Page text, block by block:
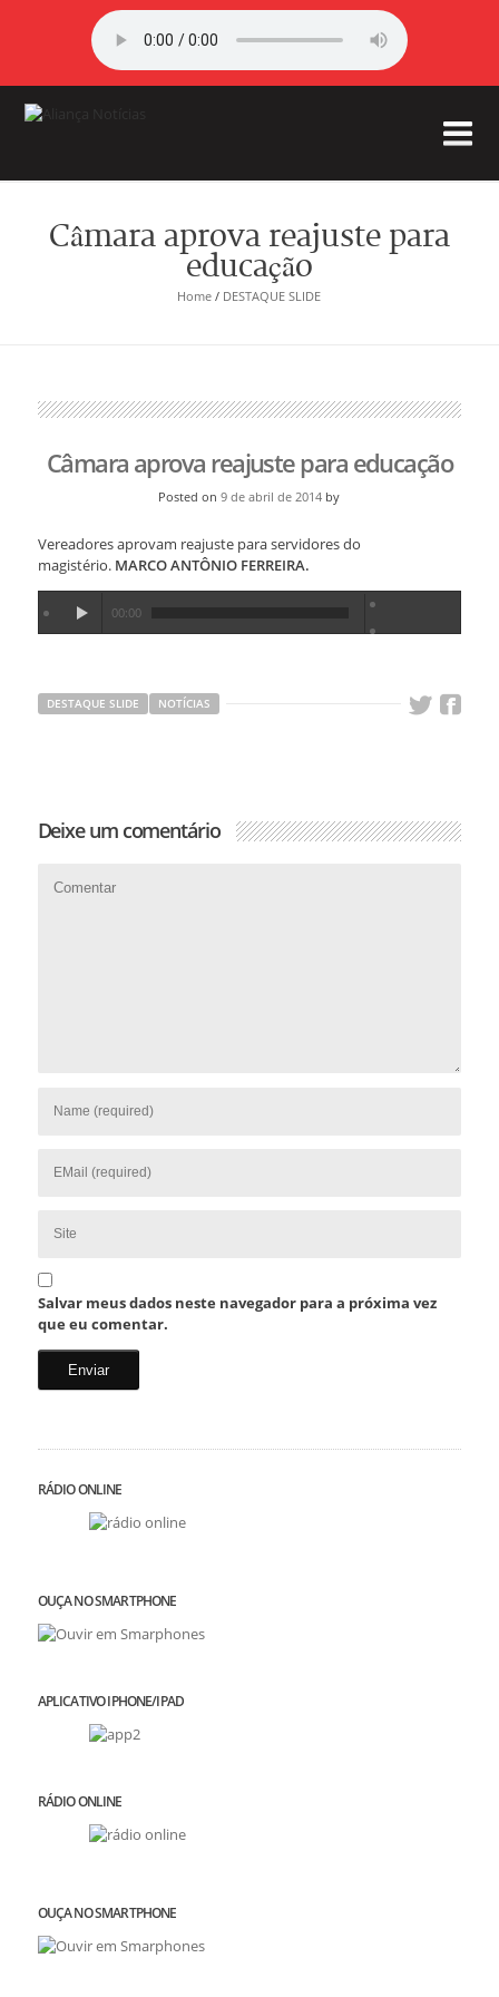
Câmara aprova reajuste para
educação
Home / DESTAQUE SLIDE
Câmara aprova reajuste para educação
Posted on 9 de abril de 2014 by
Vereadores aprovam reajuste para servidores do
magistério. MARCO ANTÔNIO FERREIRA.
00:00
DESTAQUE SLIDE NOTÍCIAS
Deixe um comentário
Salvar meus dados neste navegador para a próxima vez
que eu comentar.
RÁDIO ONLINE
OUÇA NO SMARTPHONE
APLICATIVO IPHONE/IPAD
RÁDIO ONLINE
OUÇA NO SMARTPHONE